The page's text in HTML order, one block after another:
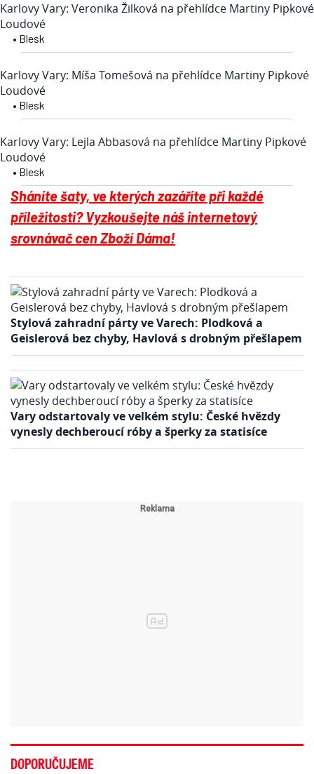
Karlovy Vary: Veronika Žilková na přehlídce Martiny Pipkové
Loudové
• Blesk
Karlovy Vary: Míša Tomešová na přehlídce Martiny Pipkové
Loudové
• Blesk
Karlovy Vary: Lejla Abbasová na přehlídce Martiny Pipkové
Loudové
• Blesk
Sháníte šaty, ve kterých zazáříte při každé
příležitosti? Vyzkoušejte náš internetový
srovnávač cen Zboží Dáma!
Stylová zahradní párty ve Varech: Plodková a
Geislerová bez chyby, Havlová s drobným přešlapem
Vary odstartovaly ve velkém stylu: České hvězdy
vynesly dechberoucí róby a šperky za statisíce
DOPORUČUJEME